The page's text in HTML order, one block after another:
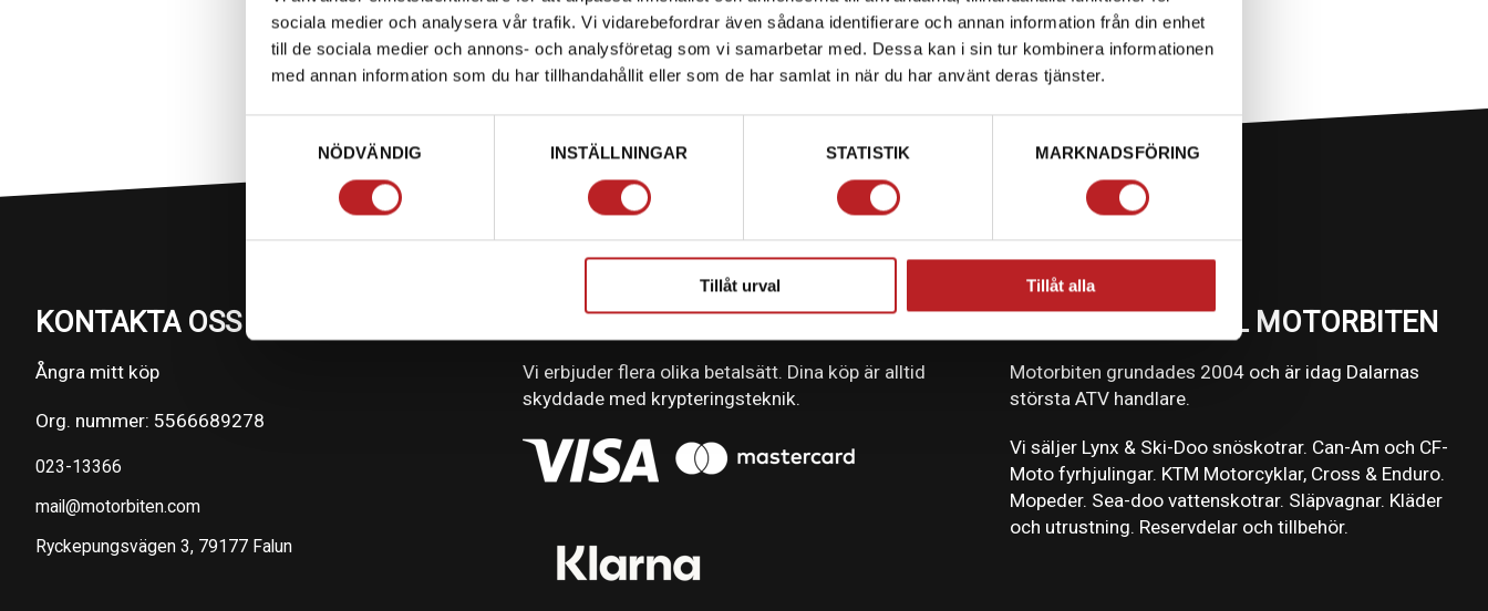
sociala medier och analysera vår trafik. Vi vidarebefordrar även sådana identifierare och annan information från din enhet
till de sociala medier och annons- och analysföretag som vi samarbetar med. Dessa kan i sin tur kombinera informationen
med annan information som du har tillhandahållit eller som de har samlat in när du har använt deras tjänster.
NÖDVÄNDIG
INSTÄLLNINGAR STATISTIK MARKNADSFÖRING
Tillåt urval Tillåt alla
KONTAKTA OSS PÅ MOTORBITEN
Ångra mitt köp
Org. nummer: 5566689278
023-13366
mail@motorbiten.com
Ryckepungsvägen 3, 79177 Falun
BETALNING
Vi erbjuder flera olika betalsätt. Dina köp är alltid
skyddade med krypteringsteknik.
VÄLKOMMEN TILL MOTORBITEN
Motorbiten grundades 2004 och är idag Dalarnas
största ATV handlare.
Vi säljer Lynx & Ski-Doo snöskotrar. Can-Am och CF-
Moto fyrhjulingar. KTM Motorcyklar, Cross & Enduro.
Mopeder. Sea-doo vattenskotrar. Släpvagnar. Kläder
och utrustning. Reservdelar och tillbehör.